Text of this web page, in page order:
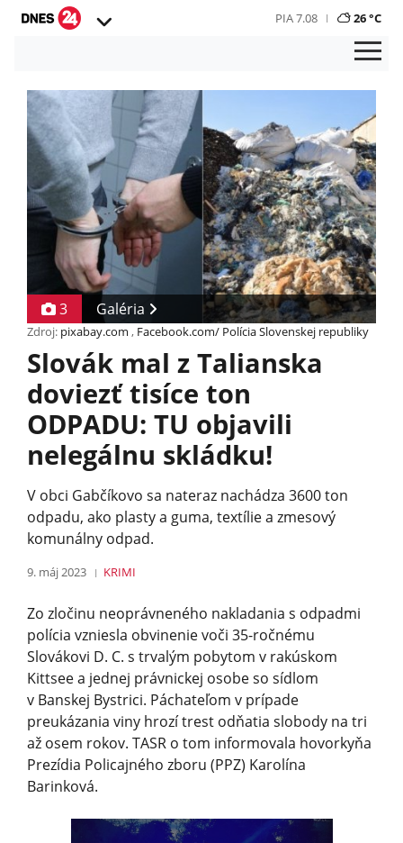
PIA 7.08 26 °C
3 Galéria
Zdroj: pixabay.com , Facebook.com/ Polícia Slovenskej republiky
Slovák mal z Talianska
doviezť tisíce ton
ODPADU: TU objavili
nelegálnu skládku!
V obci Gabčíkovo sa nateraz nachádza 3600 ton
odpadu, ako plasty a guma, textílie a zmesový
komunálny odpad.
9. máj 2023 KRIMI
Zo zločinu neoprávneného nakladania s odpadmi
polícia vzniesla obvinenie voči 35-ročnému
Slovákovi D. C. s trvalým pobytom v rakúskom
Kittsee a jednej právnickej osobe so sídlom
v Banskej Bystrici. Páchateľom v prípade
preukázania viny hrozí trest odňatia slobody na tri
až osem rokov. TASR o tom informovala hovorkyňa
Prezídia Policajného zboru (PPZ) Karolína
Barinková.